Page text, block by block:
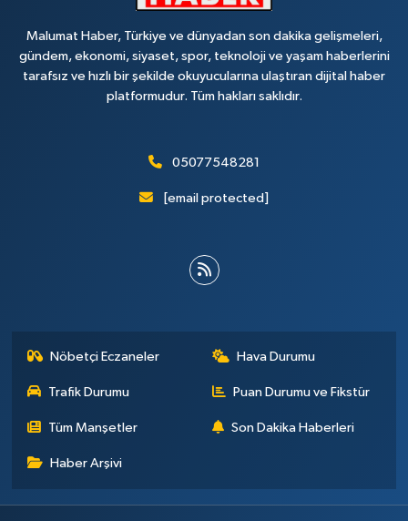
Malumat Haber, Türkiye ve dünyadan son dakika gelişmeleri,
gündem, ekonomi, siyaset, spor, teknoloji ve yaşam haberlerini
tarafsız ve hızlı bir şekilde okuyucularına ulaştıran dijital haber
platformudur. Tüm hakları saklıdır.
05077548281
[email protected]
Nöbetçi Eczaneler Hava Durumu
Trafik Durumu Puan Durumu ve Fikstür
Tüm Manşetler Son Dakika Haberleri
Haber Arşivi